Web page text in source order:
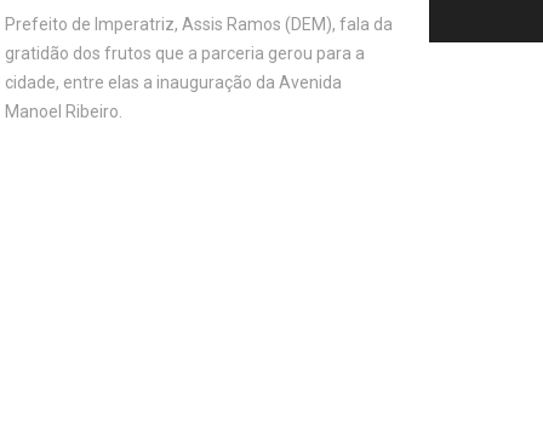
Prefeito de Imperatriz, Assis Ramos (DEM), fala da
gratidão dos frutos que a parceria gerou para a
cidade, entre elas a inauguração da Avenida
Manoel Ribeiro.